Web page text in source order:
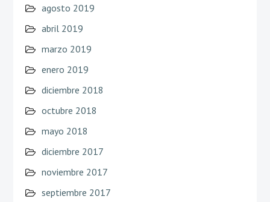
agosto 2019
abril 2019
marzo 2019
enero 2019
diciembre 2018
octubre 2018
mayo 2018
diciembre 2017
noviembre 2017
septiembre 2017